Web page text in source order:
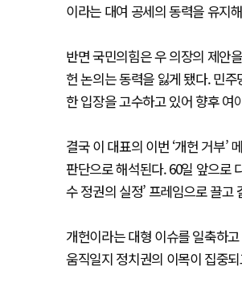
이라는 대여 공세의 동력을 유지
반면 국민의힘은 우 의장의 제안
헌 논의는 동력을 잃게 됐다. 민
한 입장을 고수하고 있어 향후 여
결국 이 대표의 이번 ‘개헌 거부’
판단으로 해석된다. 60일 앞으로
수 정권의 실정’ 프레임으로 끌고
개헌이라는 대형 이슈를 일축하
움직일지 정치권의 이목이 집중